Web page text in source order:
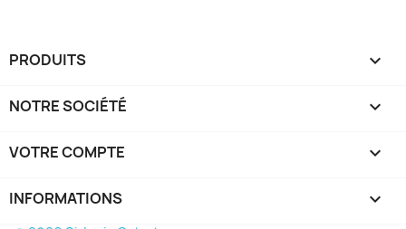
PRODUITS 
NOTRE SOCIÉTÉ 
VOTRE COMPTE 
INFORMATIONS keyboard_arrow_down